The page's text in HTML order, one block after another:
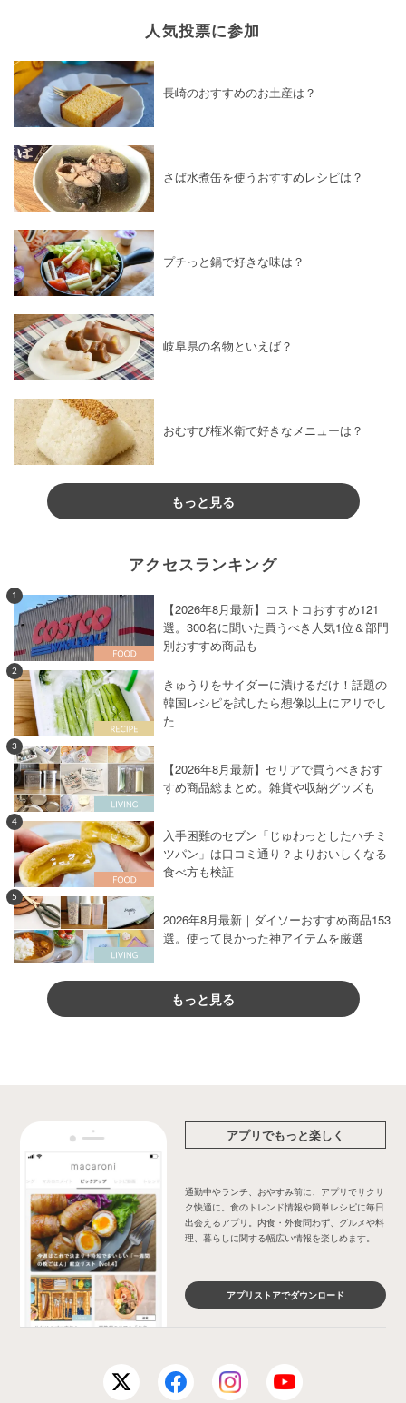
人気投票に参加
長崎のおすすめのお土産は？
さば水煮缶を使うおすすめレシピは？
プチっと鍋で好きな味は？
岐阜県の名物といえば？
おむすび権米衛で好きなメニューは？
もっと見る
アクセスランキング
1
【2026年8月最新】コストコおすすめ121
選。300名に聞いた買うべき人気1位＆部門
別おすすめ商品も
2
きゅうりをサイダーに漬けるだけ！話題の
韓国レシピを試したら想像以上にアリでし
た
3
【2026年8月最新】セリアで買うべきおす
すめ商品総まとめ。雑貨や収納グッズも
4
入手困難のセブン「じゅわっとしたハチミ
ツパン」は口コミ通り？よりおいしくなる
食べ方も検証
5
2026年8月最新｜ダイソーおすすめ商品153
選。使って良かった神アイテムを厳選
もっと見る
アプリでもっと楽しく
通勤中やランチ、おやすみ前に、アプリでサクサ
ク快適に。食のトレンド情報や簡単レシピに毎日
出会えるアプリ。内食・外食問わず、グルメや料
理、暮らしに関する幅広い情報を楽しめます。
アプリストアでダウンロード